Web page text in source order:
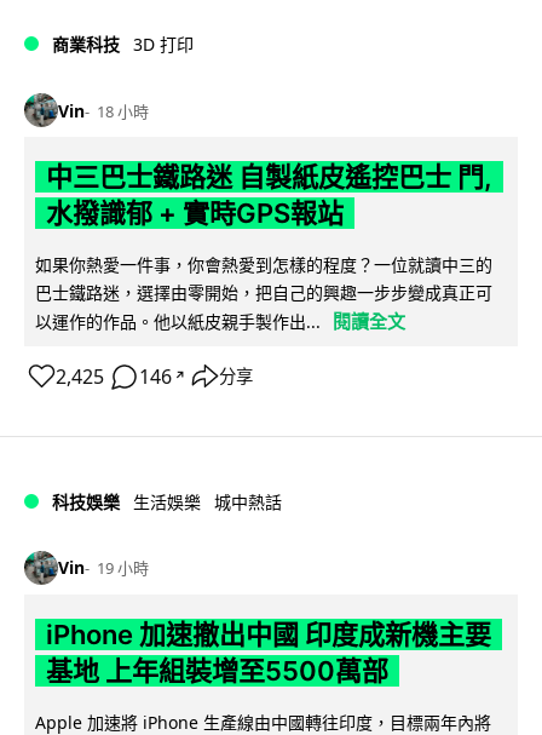
商業科技 3D 打印
Vin 18 小時
中三巴士鐵路迷 自製紙皮遙控巴士 門,
水撥識郁 + 實時GPS報站
如果你熱愛一件事，你會熱愛到怎樣的程度？一位就讀中三的
巴士鐵路迷，選擇由零開始，把自己的興趣一步步變成真正可
以運作的作品。他以紙皮親手製作出...
閱讀全文
2,425 146 ↗ 分享
科技娛樂 生活娛樂 城中熱話
Vin 19 小時
iPhone 加速撤出中國 印度成新機主要
基地 上年組裝增至5500萬部
Apple 加速將 iPhone 生產線由中國轉往印度，目標兩年內將